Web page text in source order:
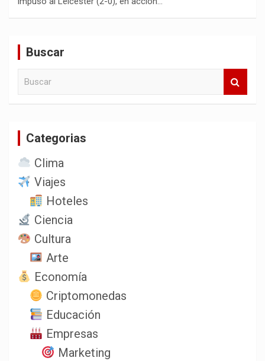
Buscar
Categorias
Clima
Viajes
Hoteles
Ciencia
Cultura
Arte
Economía
Criptomonedas
Educación
Empresas
Marketing